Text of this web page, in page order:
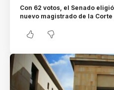
Con 62 votos, el Senado
nuevo magistrado de la